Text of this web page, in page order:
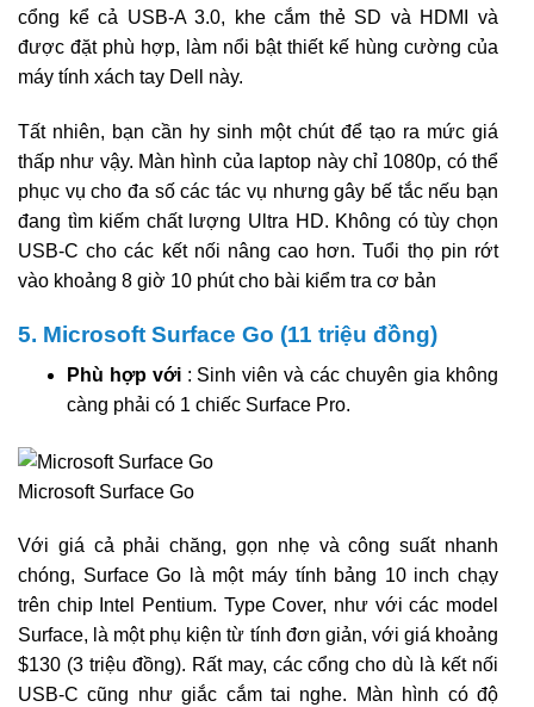
cổng kể cả USB-A 3.0, khe cắm thẻ SD và HDMI và
được đặt phù hợp, làm nổi bật thiết kế hùng cường của
máy tính xách tay Dell này.
Tất nhiên, bạn cần hy sinh một chút để tạo ra mức giá
thấp như vậy. Màn hình của laptop này chỉ 1080p, có thể
phục vụ cho đa số các tác vụ nhưng gây bế tắc nếu bạn
đang tìm kiếm chất lượng Ultra HD. Không có tùy chọn
USB-C cho các kết nối nâng cao hơn. Tuổi thọ pin rớt
vào khoảng 8 giờ 10 phút cho bài kiểm tra cơ bản
5. Microsoft Surface Go (11 triệu đồng)
Phù hợp với : Sinh viên và các chuyên gia không
càng phải có 1 chiếc Surface Pro.
Microsoft Surface Go
Với giá cả phải chăng, gọn nhẹ và công suất nhanh
chóng, Surface Go là một máy tính bảng 10 inch chạy
trên chip Intel Pentium. Type Cover, như với các model
Surface, là một phụ kiện từ tính đơn giản, với giá khoảng
$130 (3 triệu đồng). Rất may, các cổng cho dù là kết nối
USB-C cũng như giắc cắm tai nghe. Màn hình có độ